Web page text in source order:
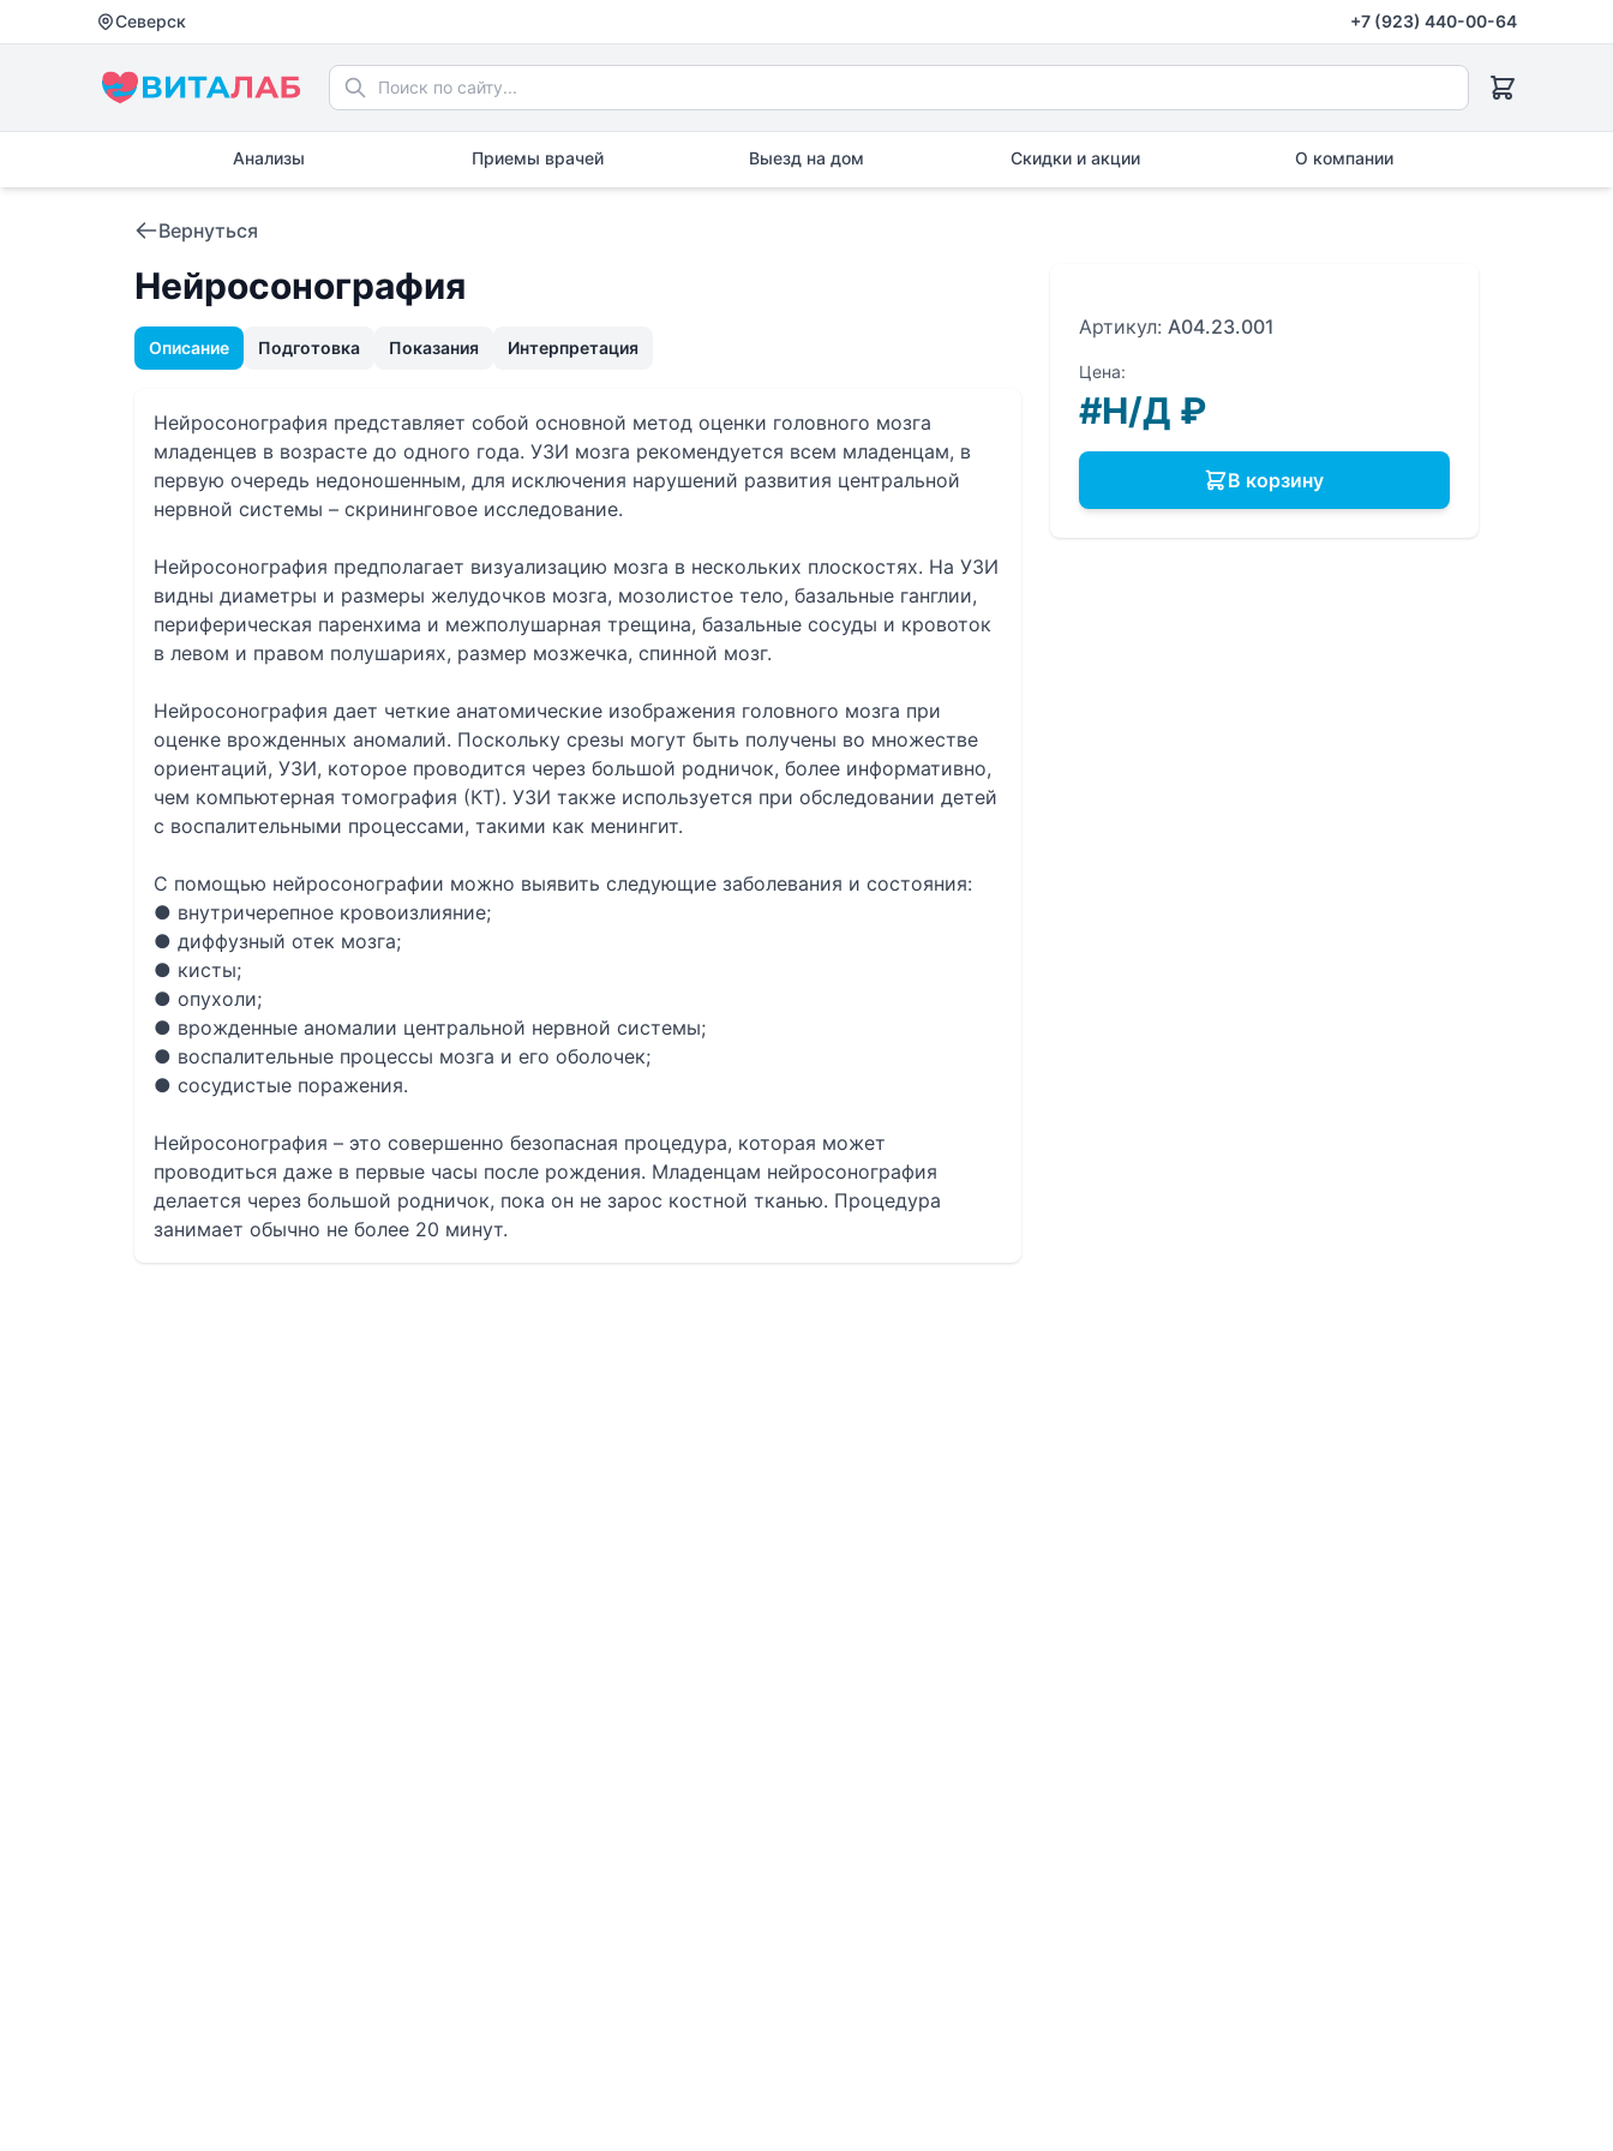
Северск +7 (923) 440-00-64
Анализы Приемы врачей Выезд на дом Скидки и акции О компании
Вернуться
Нейросонография
Описание Подготовка Показания Интерпретация
Нейросонография представляет собой основной метод оценки головного мозга
младенцев в возрасте до одного года. УЗИ мозга рекомендуется всем младенцам, в
первую очередь недоношенным, для исключения нарушений развития центральной
нервной системы – скрининговое исследование.
Нейросонография предполагает визуализацию мозга в нескольких плоскостях. На УЗИ
видны диаметры и размеры желудочков мозга, мозолистое тело, базальные ганглии,
периферическая паренхима и межполушарная трещина, базальные сосуды и кровоток
в левом и правом полушариях, размер мозжечка, спинной мозг.
Нейросонография дает четкие анатомические изображения головного мозга при
оценке врожденных аномалий. Поскольку срезы могут быть получены во множестве
ориентаций, УЗИ, которое проводится через большой родничок, более информативно,
чем компьютерная томография (КТ). УЗИ также используется при обследовании детей
с воспалительными процессами, такими как менингит.
С помощью нейросонографии можно выявить следующие заболевания и состояния:
● внутричерепное кровоизлияние;
● диффузный отек мозга;
● кисты;
● опухоли;
● врожденные аномалии центральной нервной системы;
● воспалительные процессы мозга и его оболочек;
● сосудистые поражения.
Нейросонография – это совершенно безопасная процедура, которая может
проводиться даже в первые часы после рождения. Младенцам нейросонография
делается через большой родничок, пока он не зарос костной тканью. Процедура
занимает обычно не более 20 минут.
Артикул: A04.23.001
Цена:
#Н/Д ₽
В корзину